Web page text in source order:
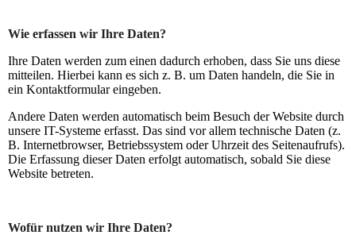
Wie erfassen wir Ihre Daten?
Ihre Daten werden zum einen dadurch erhoben, dass Sie uns diese
mitteilen. Hierbei kann es sich z. B. um Daten handeln, die Sie in
ein Kontaktformular eingeben.
Andere Daten werden automatisch beim Besuch der Website durch
unsere IT-Systeme erfasst. Das sind vor allem technische Daten (z.
B. Internetbrowser, Betriebssystem oder Uhrzeit des Seitenaufrufs).
Die Erfassung dieser Daten erfolgt automatisch, sobald Sie diese
Website betreten.
Wofür nutzen wir Ihre Daten?